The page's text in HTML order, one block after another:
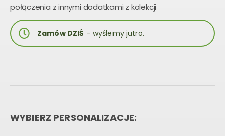
połączenia z innymi dodatkami z kolekcji
Zamów DZIŚ – wyślemy jutro.
WYBIERZ PERSONALIZACJE: